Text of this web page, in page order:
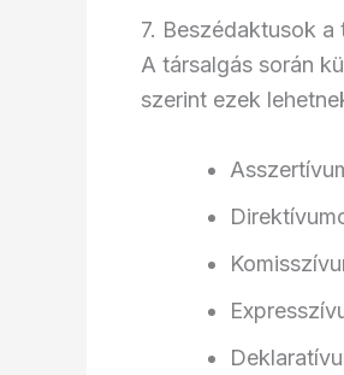
7. Beszédaktusok a
A társalgás során
szerint ezek